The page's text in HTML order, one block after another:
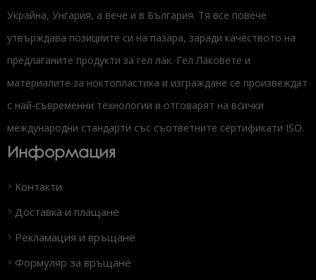
Украйна, Унгария, а вече и в България. Тя все повече
утвърждава позициите си на пазара, заради качеството на
предлаганите продукти за гел лак. Гел Лаковете и
материалите за ноктопластика и изграждане се произвеждат
с най-съвременни технологии и отговарят на всички
международни стандарти със съответните сертификати ISO.
Информация
Контакти
Доставка и плащане
Рекламация и връщане
Формуляр за връщане